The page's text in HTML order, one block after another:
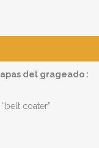
del grageado :
coater”